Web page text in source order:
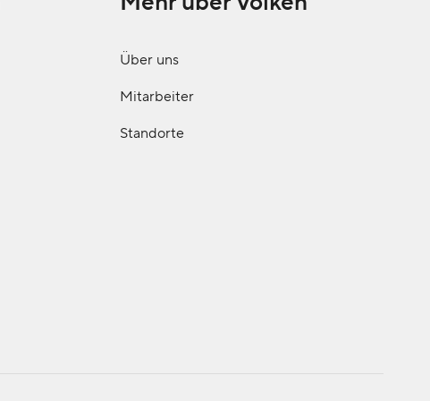
Über uns
Mitarbeiter
Standorte